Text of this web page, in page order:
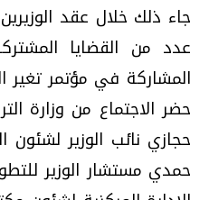
جاء ذلك خلال عقد
عدد من القضايا
حضر الاجتماع من وزارة
حجازي نائب الوزير لشئون
حمدي مستشار الوزير